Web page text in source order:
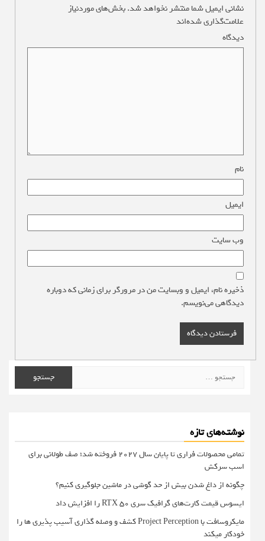
نشانی ایمیل شما منتشر نخواهد شد.بخش‌های موردنیاز
علامت‌گذاری شده‌اند
دیدگاه
نام
ایمیل
وب‌ سایت
ذخیره نام، ایمیل و وبسایت من در مرورگر برای زمانی که دوباره
دیدگاهی می‌نویسم.
برای:
نوشته‌های تازه
تمامی محصولات فراری تا پایان سال ۲۰۲۷ فروخته شد؛ صف طولانی برای
اسب سرکش
چگونه از داغ شدن بیش از حد گوشی در ماشین جلوگیری کنیم؟
ایسوس قیمت کارت‌های گرافیک سری RTX 50 را افزایش داد
مایکروسافت با Project Perception کشف و وصله گذاری آسیب پذیری ها را
خودکار میکند